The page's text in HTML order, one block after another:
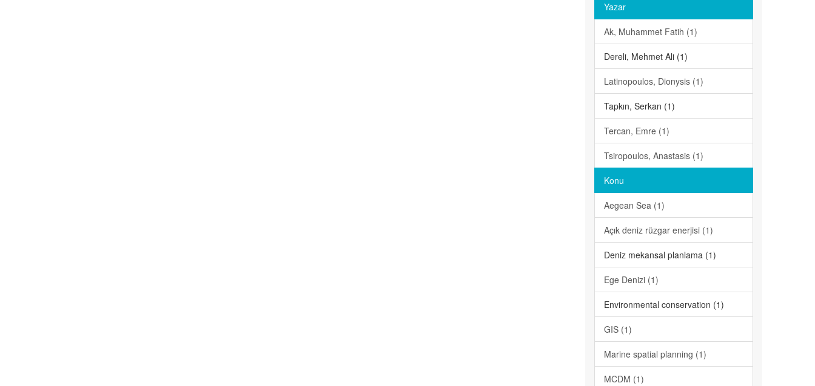
Yazar
Ak, Muhammet Fatih (1)
Dereli, Mehmet Ali (1)
Latinopoulos, Dionysis (1)
Tapkın, Serkan (1)
Tercan, Emre (1)
Tsiropoulos, Anastasis (1)
Konu
Aegean Sea (1)
Açık deniz rüzgar enerjisi (1)
Deniz mekansal planlama (1)
Ege Denizi (1)
Environmental conservation (1)
GIS (1)
Marine spatial planning (1)
MCDM (1)